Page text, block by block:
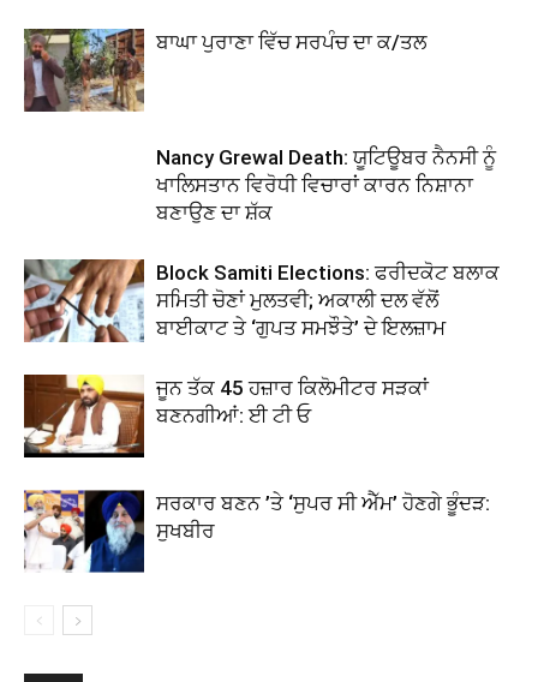
ਬਾਘਾ ਪੁਰਾਣਾ ਵਿੱਚ ਸਰਪੰਚ ਦਾ ਕ/ਤਲ
Nancy Grewal Death: ਯੂਟਿਊਬਰ ਨੈਨਸੀ ਨੂੰ
ਖਾਲਿਸਤਾਨ ਵਿਰੋਧੀ ਵਿਚਾਰਾਂ ਕਾਰਨ ਨਿਸ਼ਾਨਾ
ਬਣਾਉਣ ਦਾ ਸ਼ੱਕ
Block Samiti Elections: ਫਰੀਦਕੋਟ ਬਲਾਕ
ਸਮਿਤੀ ਚੋਣਾਂ ਮੁਲਤਵੀ; ਅਕਾਲੀ ਦਲ ਵੱਲੋਂ
ਬਾਈਕਾਟ ਤੇ ‘ਗੁਪਤ ਸਮਝੌਤੇ’ ਦੇ ਇਲਜ਼ਾਮ
ਜੂਨ ਤੱਕ 45 ਹਜ਼ਾਰ ਕਿਲੋਮੀਟਰ ਸੜਕਾਂ
ਬਣਨਗੀਆਂ: ਈ ਟੀ ਓ
ਸਰਕਾਰ ਬਣਨ ’ਤੇ ‘ਸੁਪਰ ਸੀ ਐੱਮ’ ਹੋਣਗੇ ਭੂੰਦੜ:
ਸੁਖਬੀਰ